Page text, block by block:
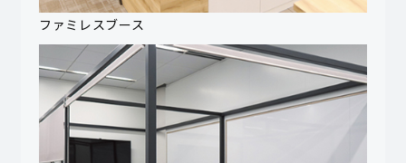
ファミレスブース